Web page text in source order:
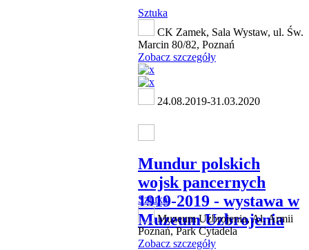
Sztuka
CK Zamek, Sala Wystaw, ul. Św.
Marcin 80/82, Poznań
Zobacz szczegóły
24.08.2019-31.03.2020
Mundur polskich
wojsk pancernych
1919-2019 - wystawa w
Muzeum Uzbrojenia
Sztuka
Muzeum Uzbrojenia, Al. Armii
Poznań, Park Cytadela
Zobacz szczegóły